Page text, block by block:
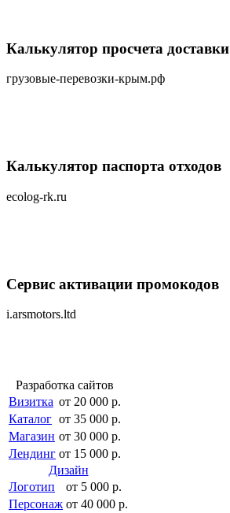
Калькулятор просчета доставки
грузовые-перевозки-крым.рф
Калькулятор паспорта отходов
ecolog-rk.ru
Сервис активации промокодов
i.arsmotors.ltd
Разработка сайтов
Визитка от 20 000 р.
Каталог от 35 000 р.
Магазин от 30 000 р.
Лендинг от 15 000 р.
Дизайн
Логотип
от 5 000 р.
Персонаж от 40 000 р.